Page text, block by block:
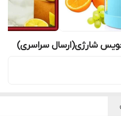
شارژی(ارسال سراسری)